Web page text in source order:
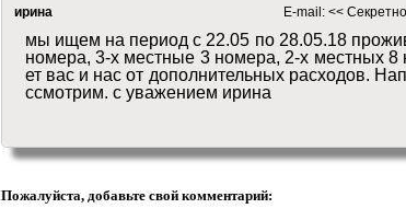
ирина E-mail: <<
мы ищем на период с 22.05 по 28.05.18
номера, 3-х местные 3 номера, 2-х местных 8
ет вас и нас от дополнительных расходов.
ссмотрим. с уважением ирина
Пожалуйста, добавьте свой комментарий: